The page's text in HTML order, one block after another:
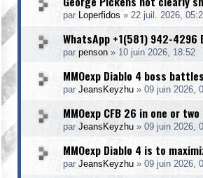
par Loperfidos » 22 juil. 2026,
WhatsApp +1(581) 942-4296
par penson » 10 juin 2026, 18:52
MMOexp Diablo 4 boss
par JeansKeyzhu » 09 juin 2026,
MMOexp CFB 26 in one or
par JeansKeyzhu » 09 juin 2026,
MMOexp Diablo 4 is to
par JeansKeyzhu » 09 juin 2026,